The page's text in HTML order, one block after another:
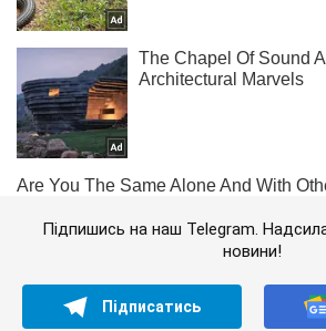
Підпишись на наш Telegram.
новини!
Підписатись